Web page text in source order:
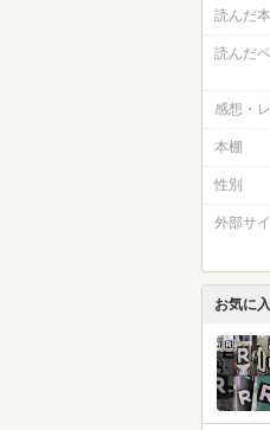
読んだ本
読んだ
感想・
本棚
性別
外部サ
お気に